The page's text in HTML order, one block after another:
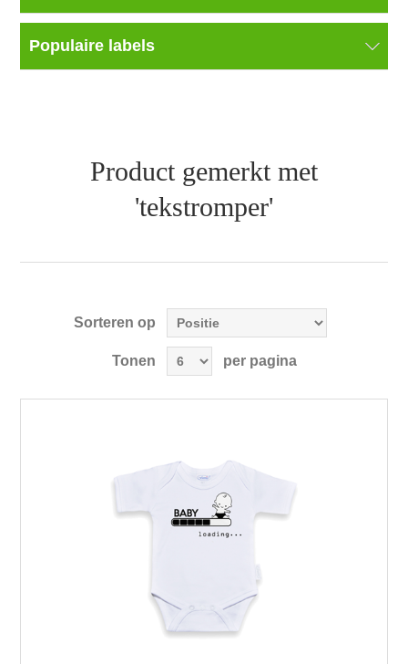
Populaire labels
Product gemerkt met
'tekstromper'
Sorteren op
Tonen per pagina